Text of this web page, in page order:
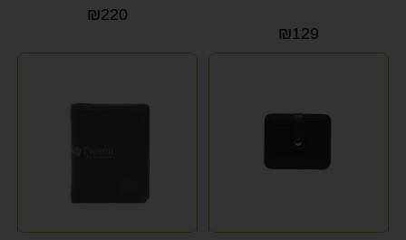
₪129
₪220